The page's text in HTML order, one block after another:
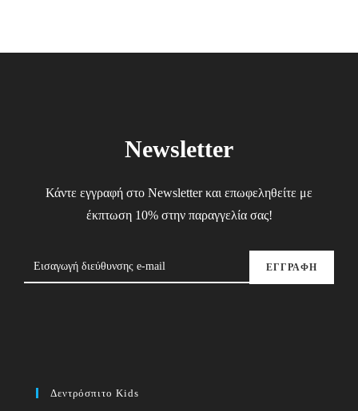
Newsletter
Κάντε εγγραφή στο Newsletter και επωφεληθείτε με
έκπτωση 10% στην παραγγελία σας!
ΕΓΓΡΑΦΗ
Δεντρόσπιτο Kids